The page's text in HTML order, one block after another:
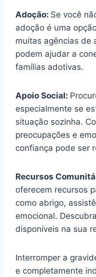
Adoção: Se você
adoção é uma
muitas agências de
podem ajudar a
famílias adotivas.
Apoio Social:
especialmente se
situação sozinha.
preocupações e
confiança pode ser
Recursos
oferecem recursos
como abrigo,
emocional.
disponíveis na sua
Interromper a
e completamente